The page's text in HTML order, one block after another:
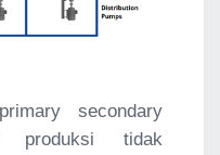
secondary
produksi tidak